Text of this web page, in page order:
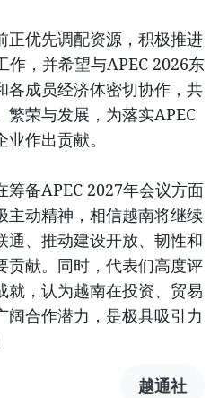
正优先调配资源，积极推进
作，并希望与APEC 2026东
各成员经济体密切协作，共
繁荣与发展，为落实APEC
作出贡献。
备APEC 2027年会议方面
主动精神，相信越南将继续
通、推动建设开放、韧性和
贡献。同时，代表们高度评
就，认为越南在投资、贸易
阔合作潜力，是极具吸引力
越通社